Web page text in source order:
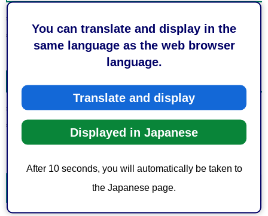
You can translate and display in the
same language as the web browser
language.
Translate and display
Displayed in Japanese
After 10 seconds, you will automatically be taken to
the Japanese page.
静岡市清水区浜田町11番1号
静岡市立清水浜田小学校3階
電話：054-353-6197
静岡市清水区袖師町420番地
静岡市立清水袖師小学校3階
電話：054-367-7140
幼児言語教室に関するお問合せ